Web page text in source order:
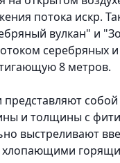
потока искр.
вулкан" и
серебряных
8 метров.
представляют
и толщины с
выстреливают
хлопающими